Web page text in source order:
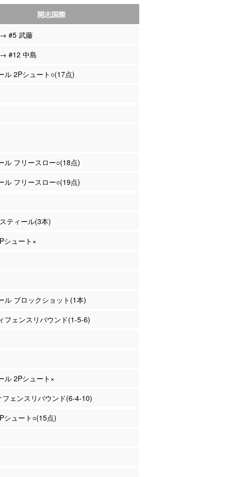
開志国際
#5 武藤
#12 中島
ル 2Pシュート○(17点)
ル フリースロー○(18点)
ル フリースロー○(19点)
ティール(3本)
シュート×
ル ブロックショット(1本)
フェンスリバウンド(1-5-6)
ル 2Pシュート×
フェンスリバウンド(6-4-10)
シュート○(15点)